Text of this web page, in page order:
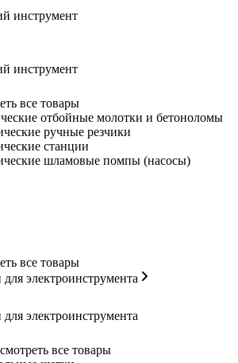
инструмент
инструмент
все товары
отбойные молотки и бетоноломы
ручные резчики
станции
шламовые помпы (насосы)
все товары
для электроинструмента
для электроинструмента
все товары